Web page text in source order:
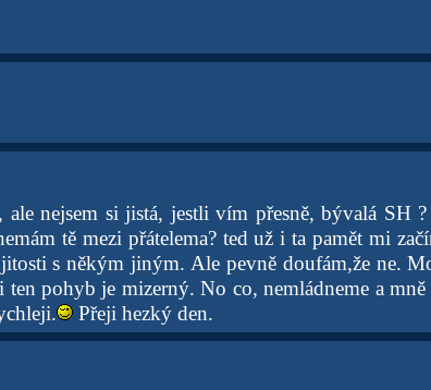
ale nejsem si jistá, jestli vím přesně, bývalá SH
tě mezi přátelema? ted už i ta pamět mi
s někým jiným. Ale pevně doufám,že ne.
ten pohyb je mizerný. No co, nemládneme a mně
Přeji hezký den.